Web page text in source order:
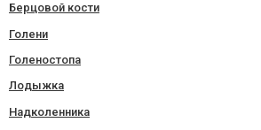
Берцовой кости
Голени
Голеностопа
Лодыжка
Надколенника